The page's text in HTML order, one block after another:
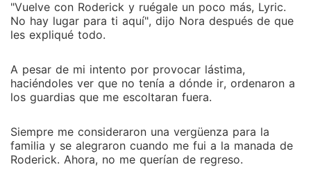
"Vuelve con Roderick y ruégale un poco más, Lyric.
No hay lugar para ti aquí", dijo Nora después de que
les expliqué todo.
A pesar de mi intento por provocar lástima,
haciéndoles ver que no tenía a dónde ir, ordenaron a
los guardias que me escoltaran fuera.
Siempre me consideraron una vergüenza para la
familia y se alegraron cuando me fui a la manada de
Roderick. Ahora, no me querían de regreso.